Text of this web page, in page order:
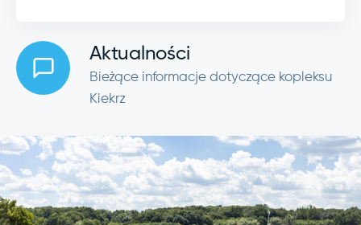
Aktualności
Bieżące informacje dotyczące kopleksu
Kiekrz